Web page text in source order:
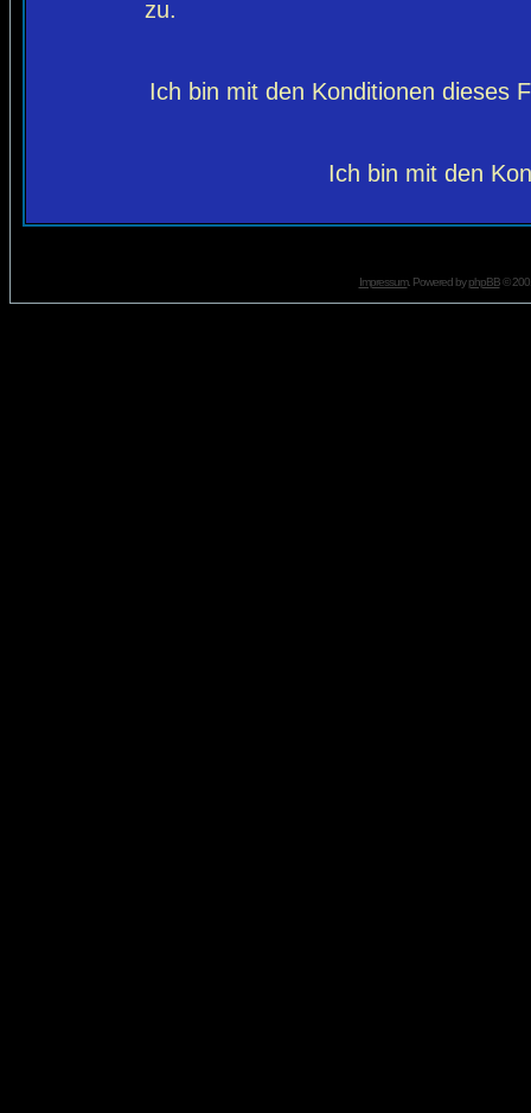
zu.
Ich bin mit den Konditionen dieses
Ich bin mit den
Impressum. Powered byphpBB©